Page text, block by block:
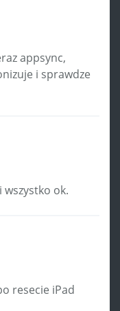
appsync,
i sprawdze
wszystko ok.
resecie iPad